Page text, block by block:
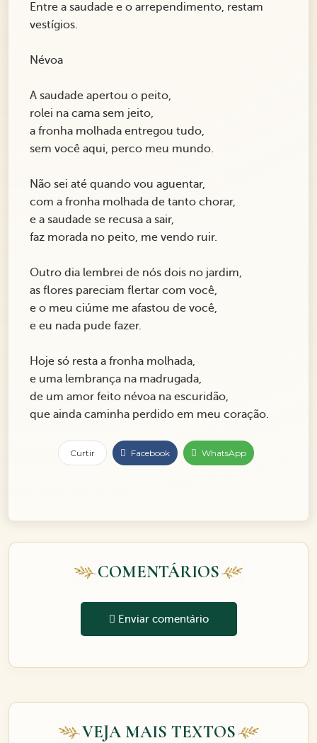
Entre a saudade e o arrependimento, restam
vestígios.
Névoa
A saudade apertou o peito,
rolei na cama sem jeito,
a fronha molhada entregou tudo,
sem você aqui, perco meu mundo.
Não sei até quando vou aguentar,
com a fronha molhada de tanto chorar,
e a saudade se recusa a sair,
faz morada no peito, me vendo ruir.
Outro dia lembrei de nós dois no jardim,
as flores pareciam flertar com você,
e o meu ciúme me afastou de você,
e eu nada pude fazer.
Hoje só resta a fronha molhada,
e uma lembrança na madrugada,
de um amor feito névoa na escuridão,
que ainda caminha perdido em meu coração.
Curtir Facebook WhatsApp
COMENTÁRIOS
Enviar comentário
VEJA MAIS TEXTOS